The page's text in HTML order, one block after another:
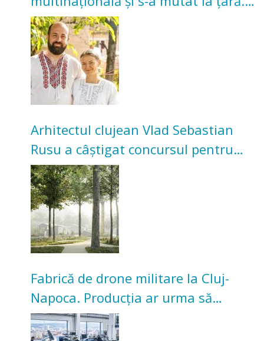
Acum cultivă legume în grădina
bunicilor
Arhitectul clujean Vlad Sebastian
Rusu a câștigat concursul pentru
transformarea Grădinii Casei
Universitarilor
Fabrică de drone militare la Cluj-
Napoca. Producția ar urma să
înceapă în toamna acestui an